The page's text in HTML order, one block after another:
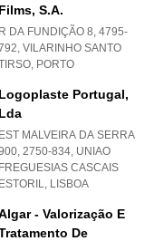
Films, S.a.
R DA FUNDIÇÃO 8, 4795-
, VILARINHO SANTO
, PORTO
Logoplaste Portugal,
Lda
EST MALVEIRA DA SERRA
2750-834, UNIAO
FREGUESIAS CASCAIS
ESTORIL, LISBOA
- Valorização E
De